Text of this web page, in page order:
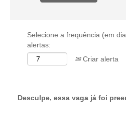
Selecione a frequência (em
alertas:
Criar alerta
Desculpe, essa vaga já foi